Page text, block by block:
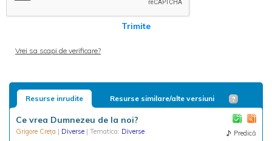
Trimite
Vrei sa scapi de verificare?
Resurse inrudite Resurse similare/alte versiuni
Ce vrea Dumnezeu de la noi?
Grigore Creța | Diverse | Tematica: Diverse
Predică